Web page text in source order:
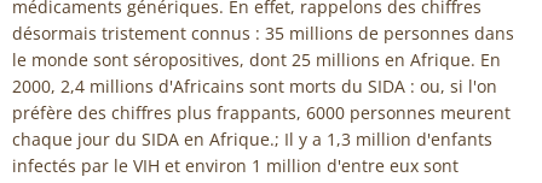
médicaments génériques. En effet, rappelons des chiffres
désormais tristement connus : 35 millions de personnes dans
le monde sont séropositives, dont 25 millions en Afrique. En
2000, 2,4 millions d'Africains sont morts du SIDA : ou, si l'on
préfère des chiffres plus frappants, 6000 personnes meurent
chaque jour du SIDA en Afrique.; Il y a 1,3 million d'enfants
infectés par le VIH et environ 1 million d'entre eux sont